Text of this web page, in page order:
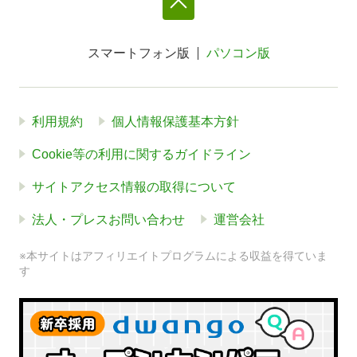
スマートフォン版 パソコン版
利用規約 個人情報保護基本方針
Cookie等の利用に関するガイドライン
サイトアクセス情報の取得について
法人・プレスお問い合わせ 運営会社
※本サイトはアフィリエイトプログラムによる収益を得ていま
す